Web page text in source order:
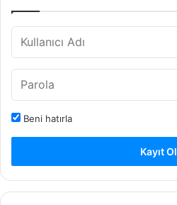
Beni hatırla
Kayıt Ol